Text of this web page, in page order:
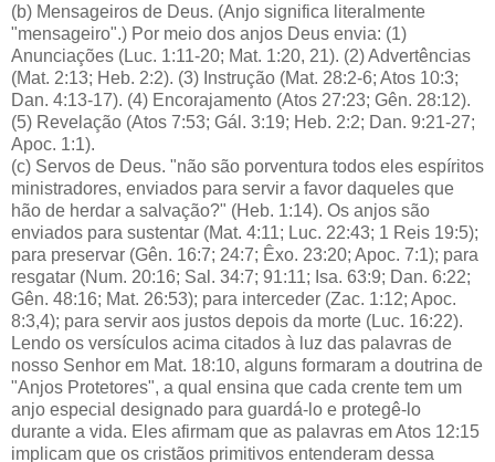
(b) Mensageiros de Deus. (Anjo significa literalmente
"mensageiro".) Por meio dos anjos Deus envia: (1)
Anunciações (Luc. 1:11-20; Mat. 1:20, 21). (2) Advertências
(Mat. 2:13; Heb. 2:2). (3) Instrução (Mat. 28:2-6; Atos 10:3;
Dan. 4:13-17). (4) Encorajamento (Atos 27:23; Gên. 28:12).
(5) Revelação (Atos 7:53; Gál. 3:19; Heb. 2:2; Dan. 9:21-27;
Apoc. 1:1).
(c) Servos de Deus. "não são porventura todos eles espíritos
ministradores, enviados para servir a favor daqueles que
hão de herdar a salvação?" (Heb. 1:14). Os anjos são
enviados para sustentar (Mat. 4:11; Luc. 22:43; 1 Reis 19:5);
para preservar (Gên. 16:7; 24:7; Êxo. 23:20; Apoc. 7:1); para
resgatar (Num. 20:16; Sal. 34:7; 91:11; Isa. 63:9; Dan. 6:22;
Gên. 48:16; Mat. 26:53); para interceder (Zac. 1:12; Apoc.
8:3,4); para servir aos justos depois da morte (Luc. 16:22).
Lendo os versículos acima citados à luz das palavras de
nosso Senhor em Mat. 18:10, alguns formaram a doutrina de
"Anjos Protetores", a qual ensina que cada crente tem um
anjo especial designado para guardá-lo e protegê-lo
durante a vida. Eles afirmam que as palavras em Atos 12:15
implicam que os cristãos primitivos entenderam dessa